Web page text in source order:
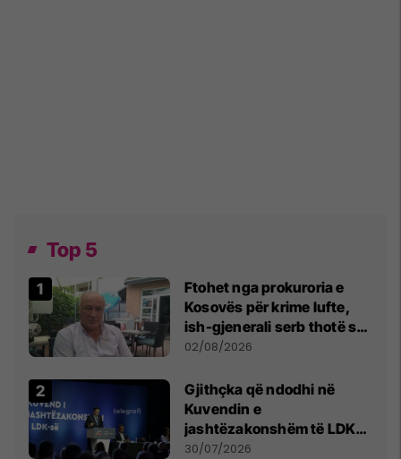
Top 5
Ftohet nga prokuroria e
Kosovës për krime lufte,
ish-gjenerali serb thotë se
dikush e tradhtoi në
02/08/2026
Gjithçka që ndodhi në
Kuvendin e
jashtëzakonshëm të LDK-
së
30/07/2026